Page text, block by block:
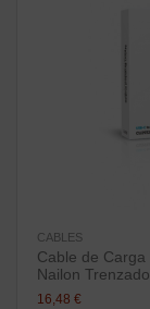
CABLES
Cable de
Nailon
16,48 €